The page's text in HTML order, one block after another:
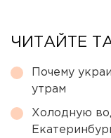
ЧИТАЙТЕ
Почему
утрам
Холодную